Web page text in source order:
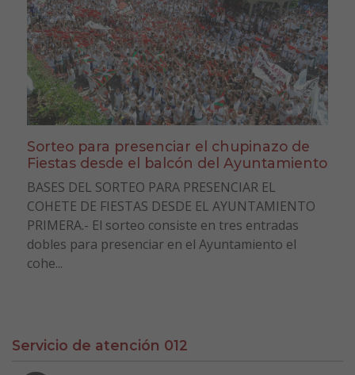
Sorteo para presenciar el chupinazo de
Fiestas desde el balcón del Ayuntamiento
BASES DEL SORTEO PARA PRESENCIAR EL
COHETE DE FIESTAS DESDE EL AYUNTAMIENTO
PRIMERA.- El sorteo consiste en tres entradas
dobles para presenciar en el Ayuntamiento el
cohe...
Servicio de atención 012